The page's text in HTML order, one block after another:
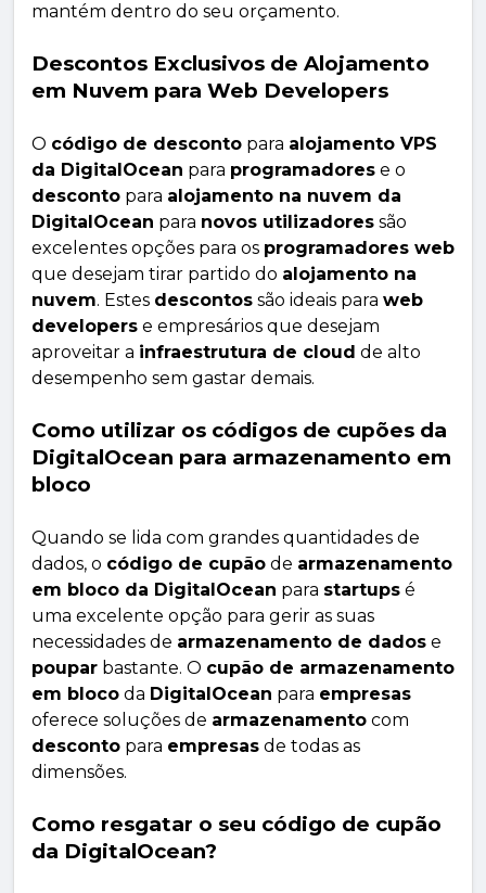
mantém dentro do seu orçamento.
Descontos Exclusivos de Alojamento
em Nuvem para Web Developers
O código de desconto para alojamento VPS
da DigitalOcean para programadores e o
desconto para alojamento na nuvem da
DigitalOcean para novos utilizadores são
excelentes opções para os programadores web
que desejam tirar partido do alojamento na
nuvem. Estes descontos são ideais para web
developers e empresários que desejam
aproveitar a infraestrutura de cloud de alto
desempenho sem gastar demais.
Como utilizar os códigos de cupões da
DigitalOcean para armazenamento em
bloco
Quando se lida com grandes quantidades de
dados, o código de cupão de armazenamento
em bloco da DigitalOcean para startups é
uma excelente opção para gerir as suas
necessidades de armazenamento de dados e
poupar bastante. O cupão de armazenamento
em bloco da DigitalOcean para empresas
oferece soluções de armazenamento com
desconto para empresas de todas as
dimensões.
Como resgatar o seu código de cupão
da DigitalOcean?